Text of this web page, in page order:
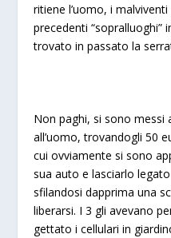
ritiene l’uomo, i
precedenti “sopralluoghi”
trovato in passato la
Non paghi, si sono messi
all’uomo, trovandogli 50
cui ovviamente si sono
sua auto e lasciarlo
sfilandosi dapprima una
liberarsi. I 3 gli avevano
gettato i cellulari in